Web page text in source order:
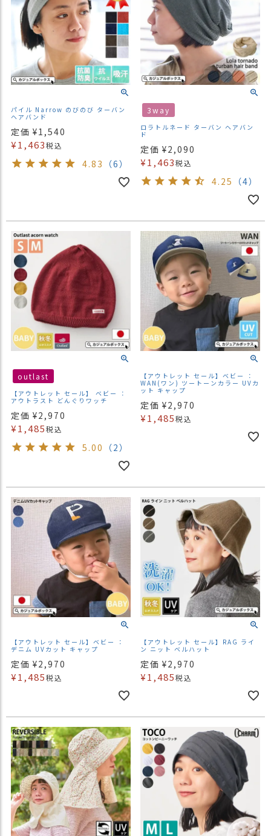
パイル Narrow のびのび ターバン
ヘアバンド
定価 ¥1,540
¥1,463税込
4.83 （6）
3way
ロラトルネード ターバン ヘアバン
ド
定価 ¥2,090
¥1,463税込
4.25 （4）
outlast
【アウトレット セール】 ベビー ：
アウトラスト どんぐりワッチ
定価 ¥2,970
¥1,485税込
5.00 （2）
【アウトレット セール】ベビー ：
WAN(ワン) ツートーンカラー UVカ
ット キャップ
定価 ¥2,970
¥1,485税込
【アウトレット セール】ベビー ：
デニム UVカット キャップ
定価 ¥2,970
¥1,485税込
【アウトレット セール】RAG ライ
ン ニット ベルハット
定価 ¥2,970
¥1,485税込